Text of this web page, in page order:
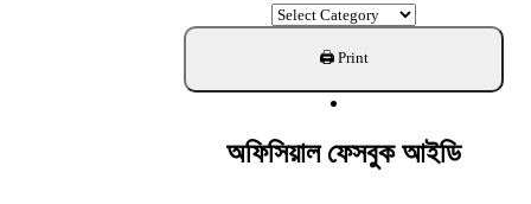
ক্যাটাগরি
খুঁজুন
অফিসিয়াল ফেসবুক আইডি